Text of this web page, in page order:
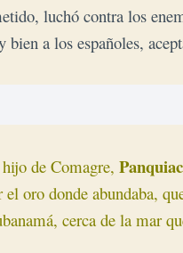
luchó contra los
a los españoles,
hijo de Comagre,
el oro donde abundaba,
cerca de la mar